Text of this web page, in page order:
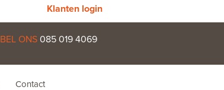
Klanten login
BEL ONS 085 019 4069
Contact